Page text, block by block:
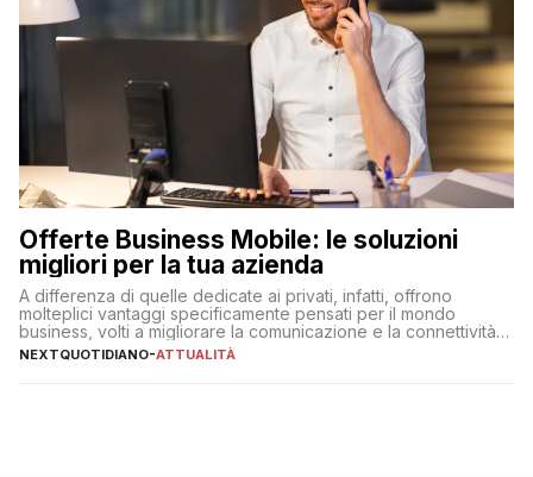
Offerte Business Mobile: le soluzioni
migliori per la tua azienda
A differenza di quelle dedicate ai privati, infatti, offrono
molteplici vantaggi specificamente pensati per il mondo
business, volti a migliorare la comunicazione e la connettività
degli utenti
NEXTQUOTIDIANO-ATTUALITÀ